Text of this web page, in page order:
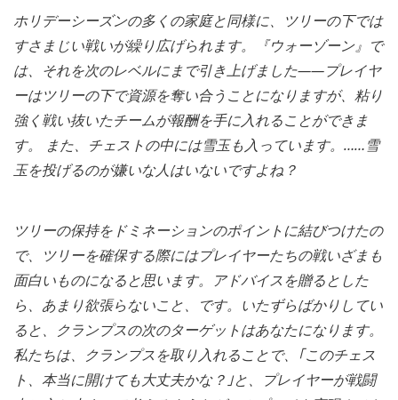
ホリデーシーズンの多くの家庭と同様に、ツリーの下では
すさまじい戦いが繰り広げられます。『ウォーゾーン』で
は、それを次のレベルにまで引き上げました――プレイヤ
ーはツリーの下で資源を奪い合うことになりますが、粘り
強く戦い抜いたチームが報酬を手に入れることができま
す。 また、チェストの中には雪玉も入っています。……雪
玉を投げるのが嫌いな人はいないですよね？
ツリーの保持をドミネーションのポイントに結びつけたの
で、ツリーを確保する際にはプレイヤーたちの戦いざまも
面白いものになると思います。アドバイスを贈るとした
ら、あまり欲張らないこと、です。いたずらばかりしてい
ると、クランプスの次のターゲットはあなたになります。
私たちは、クランプスを取り入れることで、｢このチェス
ト、本当に開けても大丈夫かな？｣と、プレイヤーが戦闘